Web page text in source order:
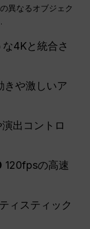
異なるオブジェク
4Kと統合さ
きや激しいア
出コントロ
120fpsの高速
ィスティック